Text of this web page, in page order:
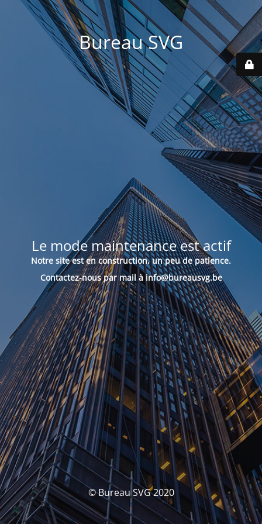
Bureau SVG
Le mode maintenance est actif
Notre site est en construction, un peu de patience.
Contactez-nous par mail à info@bureausvg.be
© Bureau SVG 2020